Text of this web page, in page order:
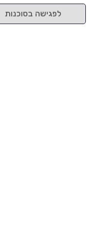
לפגישה בסוכנות